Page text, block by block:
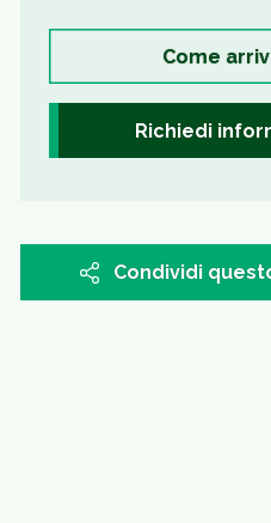
Come
Richiedi
Condividi